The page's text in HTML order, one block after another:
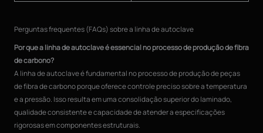
Perguntas frequentes (FAQs) sobre a linha de autoclave
Por que a linha de autoclave é essencial no processo de produção de fibra
de carbono?
A linha de autoclave é fundamental no processo de produção de peças
de fibra de carbono porque oferece controle preciso sobre a temperatura
e a pressão. Isso resulta em uma consolidação superior do laminado,
qualidade consistente e capacidade de atender a especificações
rigorosas em componentes estruturais.